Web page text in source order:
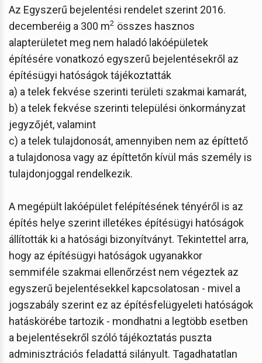
Az Egyszerű bejelentési rendelet szerint 2016.
decemberéig a 300 m2 összes hasznos
alapterületet meg nem haladó lakóépületek
építésére vonatkozó egyszerű bejelentésekről az
építésügyi hatóságok tájékoztatták
a) a telek fekvése szerinti területi szakmai kamarát,
b) a telek fekvése szerinti települési önkormányzat
jegyzőjét, valamint
c) a telek tulajdonosát, amennyiben nem az építtető
a tulajdonosa vagy az építtetőn kívül más személy is
tulajdonjoggal rendelkezik.
A megépült lakóépület felépítésének tényéről is az
építés helye szerint illetékes építésügyi hatóságok
állították ki a hatósági bizonyítványt. Tekintettel arra,
hogy az építésügyi hatóságok ugyanakkor
semmiféle szakmai ellenőrzést nem végeztek az
egyszerű bejelentésekkel kapcsolatosan - mivel a
jogszabály szerint ez az építésfelügyeleti hatóságok
hatáskörébe tartozik - mondhatni a legtöbb esetben
a bejelentésekről szóló tájékoztatás puszta
adminisztrációs feladattá silányult. Tagadhatatlan